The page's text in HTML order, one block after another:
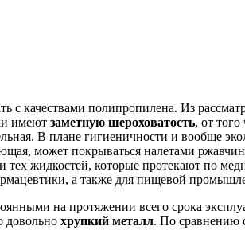
с качествами полипропилена. Из
имеют заметную шероховатость, от
В плане гигиеничности и вообще
может покрываться налетами
тех жидкостей, которые протекают по
а также для пищевой
на протяжении всего срока
довольно хрупкий металл. По сравнению